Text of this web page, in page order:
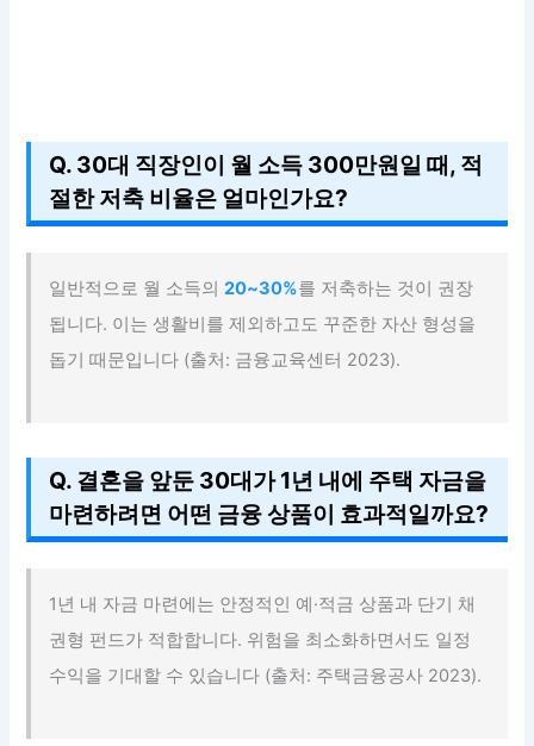
Q. 30대 직장인이 월 소득 300만원일 때, 적
절한 저축 비율은 얼마인가요?
일반적으로 월 소득의20~30%를 저축하는 것이 권장
됩니다. 이는 생활비를 제외하고도 꾸준한 자산 형성을
돕기 때문입니다 (출처: 금융교육센터 2023).
Q. 결혼을 앞둔 30대가 1년 내에 주택 자금을
마련하려면 어떤 금융 상품이 효과적일까요?
1년 내 자금 마련에는 안정적인 예·적금 상품과 단기 채
권형 펀드가 적합합니다. 위험을 최소화하면서도 일정
수익을 기대할 수 있습니다 (출처: 주택금융공사 2023).